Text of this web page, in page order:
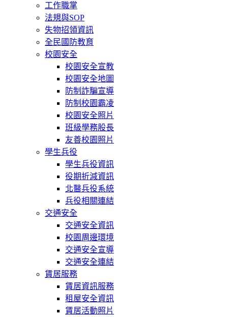
工作職掌
法規與SOP
失物招領資訊
全民國防教育
校園安全
校園安全宣教
校園安全地圖
防制詐騙宣導
防制校園霸凌
校園安全照片
班級學務股長
友善校園照片
學生兵役
學生兵役資訊
役期折減資訊
北醫兵役系統
兵役相關連結
交通安全
交通安全資訊
校園周邊環境
交通安全宣導
交通安全連結
賃居服務
賃居資訊服務
租屋安全資訊
賃居活動照片